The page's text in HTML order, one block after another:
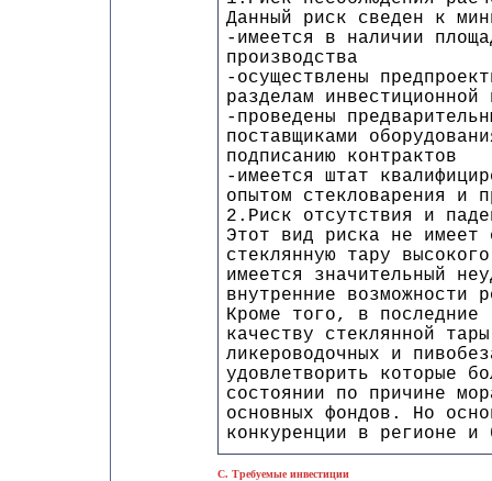
Данный риск сведен к
-имеется в наличии
производства
-осуществлены
разделам инвестиционной
-проведены
поставщиками
подписанию контрактов
-имеется штат
опытом стекловарения и
2.Риск отсутствия и
Этот вид риска не имеет
стеклянную тару
имеется значительный
внутренние возможности
Кроме того, в последние
качеству стеклянной
ликероводочных и
удовлетворить которые
состоянии по причине
основных фондов. Но
конкуренции в регионе и
C. Требуемые инвестиции